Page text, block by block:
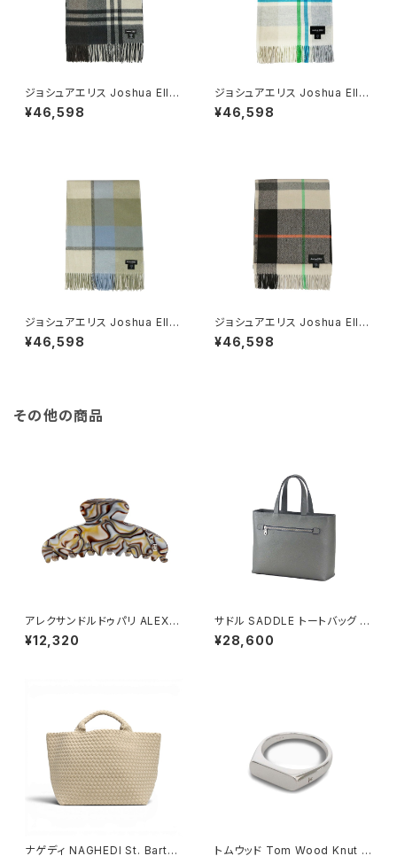
ジョシュアエリス Joshua Ellis
レディース マフラー CHARCO
AL ストール カシミヤ CPG517
¥46,598
ジョシュアエリス Joshua Ellis
レディース マフラー SAND スト
ール カシミヤ CPG51788
¥46,598
ジョシュアエリス Joshua Ellis
レディース マフラー BEIGE スト
ール カシミヤ CPG51798
¥46,598
ジョシュアエリス Joshua Ellis
レディース マフラー VANILLA
ストール カシミヤ CPG51799
¥46,598
その他の商品
アレクサンドルドゥパリ ALEXA
NDRE DE PARIS BASIC CLA
SSIQUES ヘアクリップ ACCM
¥12,320
サドル SADDLE トートバッグ ミ
ニトート 牛革 本革 日本製 姫路
産 自立 53447-12h メンズ レ
¥28,600
ナゲディ NAGHEDI St. Barths
トムウッド Tom Wood Knut R